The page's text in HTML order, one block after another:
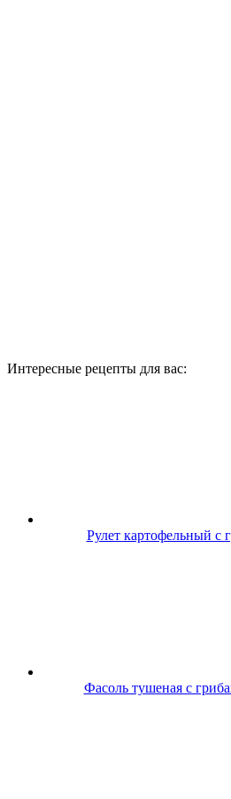
Интересные рецепты для вас:
Рулет картофельный с
Фасоль тушеная с